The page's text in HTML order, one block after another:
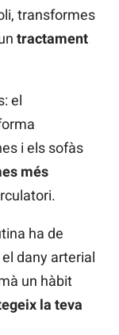
transformes
tractament
el
i els sofàs
més
ha de
dany arterial
un hàbit
la teva